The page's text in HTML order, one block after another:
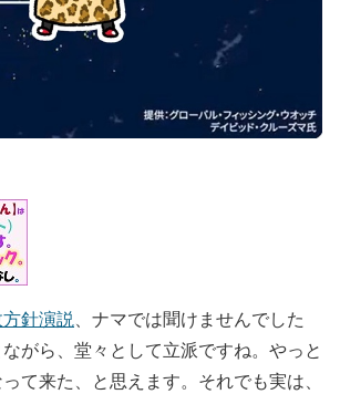
針演説 、ナマでは聞けませんでした
がら、堂々として立派ですね。やっと
て来た、と思えます。それでも実は、